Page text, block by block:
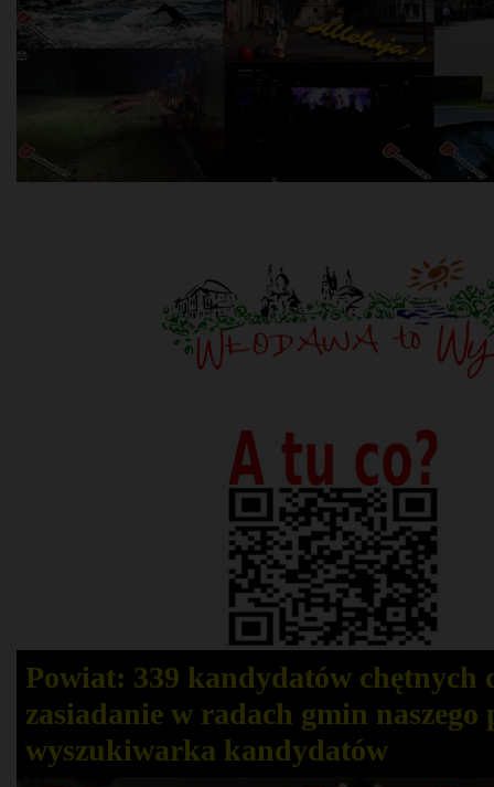
Powiat: 339 kandydatów chętnych
zasiadanie w radach gmin naszego
wyszukiwarka kandydatów